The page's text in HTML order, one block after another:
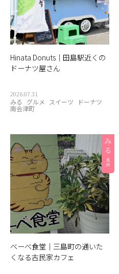
Hinata Donuts｜田島駅近くの
ドーナツ屋さん
2026.07.31
みる グルメ スイーツ ドーナツ
南会津町
ベーべ食堂｜三島町の通いた
くなる古民家カフェ